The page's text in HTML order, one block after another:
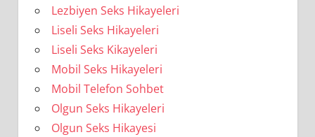
Lezbiyen Seks Hikayeleri
Liseli Seks Hikayeleri
Liseli Seks Kikayeleri
Mobil Seks Hikayeleri
Mobil Telefon Sohbet
Olgun Seks Hikayeleri
Olgun Seks Hikayesi